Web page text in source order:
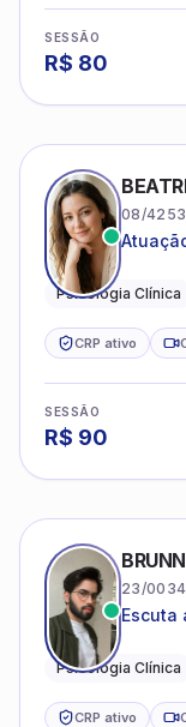
SESSÃO
R$ 80
08/
Psicologia Clínica
CRP ativo
SESSÃO
R$ 90
23/
Escuta
Psicologia Clínica
CRP ativo